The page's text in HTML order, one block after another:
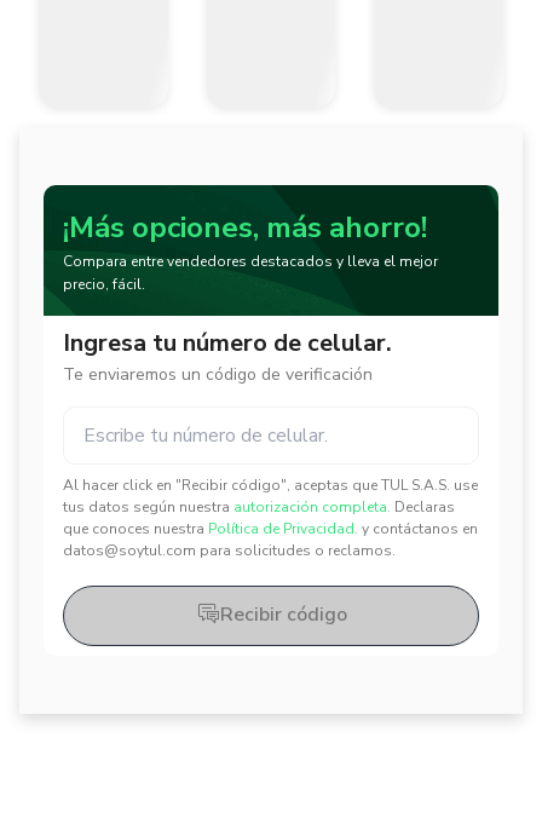
¡Más opciones, más ahorro!
Compara entre vendedores destacados y lleva el mejor
precio, fácil.
Ingresa tu número de celular.
Te enviaremos un código de verificación
Al hacer click en "Recibir código", aceptas que TUL S.A.S. use
tus datos según nuestra autorización completa. Declaras
que conoces nuestra Política de Privacidad. y contáctanos en
datos@soytul.com para solicitudes o reclamos.
✕
✕
Recibir código